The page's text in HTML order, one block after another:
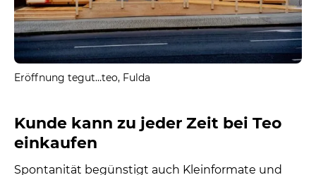
Eröffnung tegut…teo, Fulda
Kunde kann zu jeder Zeit bei Teo
einkaufen
Spontanität begünstigt auch Kleinformate und